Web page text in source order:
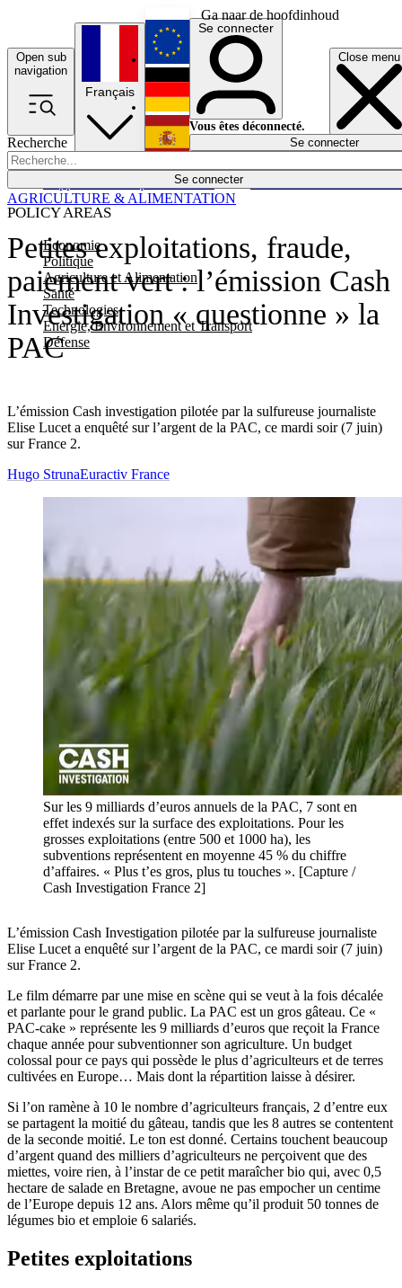
Ga naar de hoofdinhoud
Open sub
navigation
Close menu
Recherche
Se connecter
POLICY AREAS
Economie
Politique
Agriculture et Alimentation
Santé
Technologies
Energie, Environnement et Transport
Défense
Économie
Français
English
Deutsch
Español
Se connecter
Vous êtes déconnecté.
Se connecter
Petites exploitations, fraude,
paiement vert : l’émission Cash
Investigation « questionne » la
PAC
L’émission Cash investigation pilotée par la sulfureuse journaliste
Elise Lucet a enquêté sur l’argent de la PAC, ce mardi soir (7 juin)
sur France 2.
AGRICULTURE & ALIMENTATION
Hugo StrunaEuractiv France
Sur les 9 milliards d’euros annuels de la PAC, 7 sont en
effet indexés sur la surface des exploitations. Pour les
grosses exploitations (entre 500 et 1000 ha), les
subventions représentent en moyenne 45 % du chiffre
d’affaires. « Plus t’es gros, plus tu touches ». [Capture /
Cash Investigation France 2]
L’émission Cash Investigation pilotée par la sulfureuse journaliste
Elise Lucet a enquêté sur l’argent de la PAC, ce mardi soir (7 juin)
sur France 2.
Le film démarre par une mise en scène qui se veut à la fois décalée
et parlante pour le grand public. La PAC est un gros gâteau. Ce «
PAC-cake » représente les 9 milliards d’euros que reçoit la France
chaque année pour subventionner son agriculture. Un budget
colossal pour ce pays qui possède le plus d’agriculteurs et de terres
cultivées en Europe… Mais dont la répartition laisse à désirer.
Si l’on ramène à 10 le nombre d’agriculteurs français, 2 d’entre eux
se partagent la moitié du gâteau, tandis que les 8 autres se contentent
de la seconde moitié. Le ton est donné. Certains touchent beaucoup
d’argent quand des milliers d’agriculteurs ne perçoivent que des
miettes, voire rien, à l’instar de ce petit maraîcher bio qui, avec 0,5
hectare de salade en Bretagne, avoue ne pas empocher un centime
de l’Europe depuis 12 ans. Alors même qu’il produit 50 tonnes de
légumes bio et emploie 6 salariés.
Petites exploitations